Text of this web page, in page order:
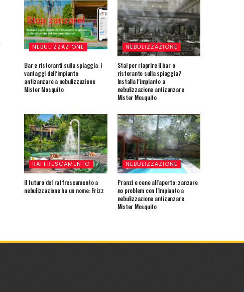
NEBULIZZAZIONE
Bar e ristoranti sulla spiaggia: i
vantaggi dell’impianto
antizanzare a nebulizzazione
Mister Mosquito
NEBULIZZAZIONE
Stai per riaprire il bar o
ristorante sulla spiaggia?
Installa l’impianto a
nebulizzazione antizanzare
Mister Mosquito
RAFFRESCAMENTO
Il futuro del raffrescamento a
nebulizzazione ha un nome: Frizz
NEBULIZZAZIONE
Pranzi e cene all’aperto: zanzare
no problem con l’impianto a
nebulizzazione antizanzare
Mister Mosquito